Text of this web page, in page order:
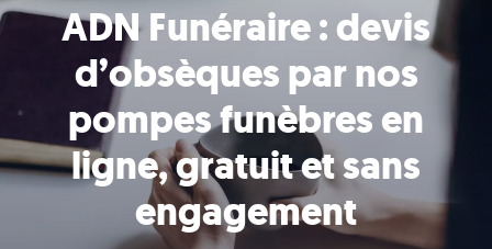
ADN Funéraire : devis
d’obsèques par nos
pompes funèbres en
ligne, gratuit et sans
engagement